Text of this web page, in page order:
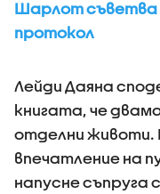
Шарлот съветва
протокол
Лейди Даяна
книгата, че
отделни животи.
впечатление на
напусне съпруга